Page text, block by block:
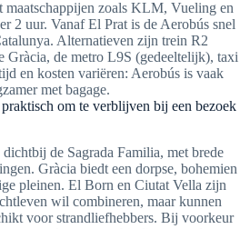
zoals KLM, Vueling en
2 uur. Vanaf El Prat is de Aerobús snel
Alternatieven zijn trein R2
Gràcia, de metro L9S (gedeeltelijk), taxi
en kosten variëren: Aerobús is vaak
met bagage.
om te verblijven bij een bezoek
de Sagrada Familia, met brede
Gràcia biedt een dorpse, bohemien
pleinen. El Born en Ciutat Vella zijn
wil combineren, maar kunnen
voor strandliefhebbers. Bij voorkeur